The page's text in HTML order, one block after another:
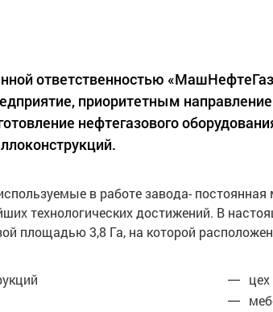
ответственностью
приоритетным
нефтегазового
в работе завода-
технологических достижений. В
площадью 3,8 Га, на которой